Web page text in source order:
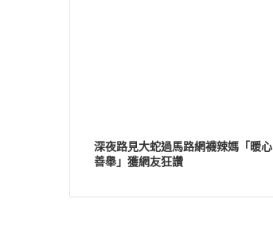
深夜路見大蛇過馬路網襪辣媽「暖心
善舉」獲網友狂讚